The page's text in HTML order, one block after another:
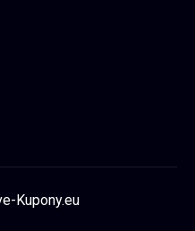
Kupony.eu